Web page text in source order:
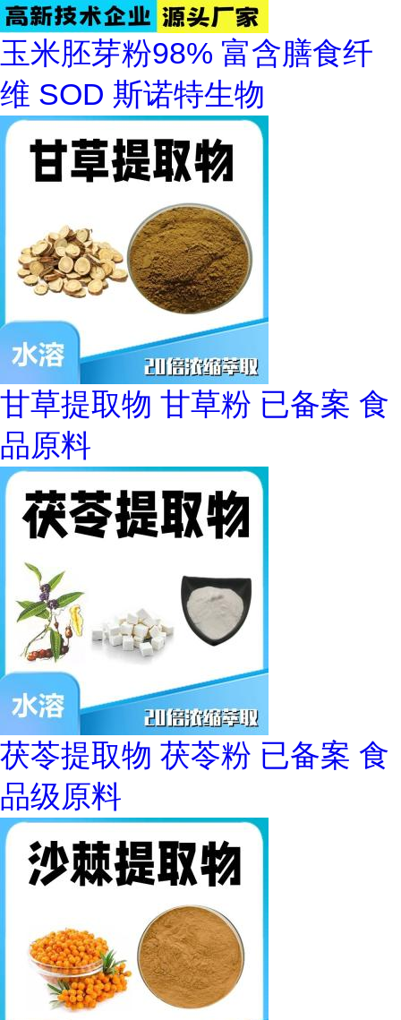
玉米胚芽粉98% 富含膳食纤
维 SOD 斯诺特生物
甘草提取物 甘草粉 已备案 食
品原料
茯苓提取物 茯苓粉 已备案 食
品级原料